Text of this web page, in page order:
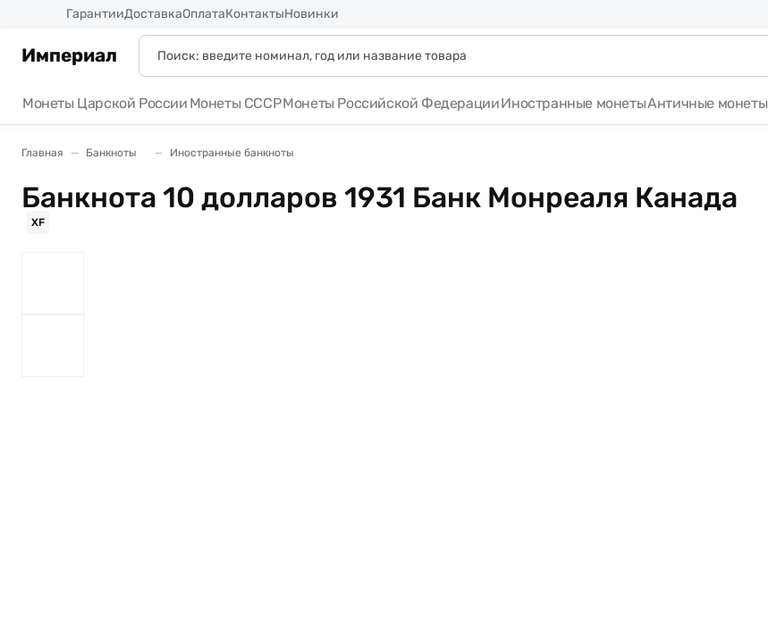
ГарантииДоставкаОплатаКонтактыНовинки
Империал
Монеты Царской России Монеты СССРМонеты Российской ФедерацииИностранные монетыАнтичные монеты
Главная Банкноты Иностранные банкноты
Банкнота 10 долларов 1931 Банк Монреаля Канада
XF